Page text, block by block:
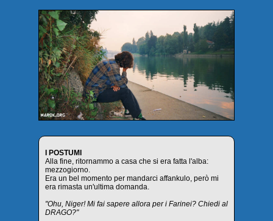
I POSTUMI
Alla fine, ritornammo a casa che si era fatta l'alba:
mezzogiorno.
Era un bel momento per mandarci affankulo, però mi
era rimasta un'ultima domanda.
"Ohu, Niger! Mi fai sapere allora per i Farinei? Chiedi al
DRAGO?"